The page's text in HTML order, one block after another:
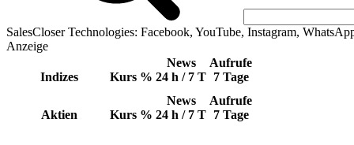
SalesCloser Technologies: Facebook, YouTube, Instagram,
Anzeige
Indizes Kurs %
News
24 h / 7 T
Aufrufe
7 Tage
Aktien Kurs %
News
24 h / 7 T
Aufrufe
7 Tage